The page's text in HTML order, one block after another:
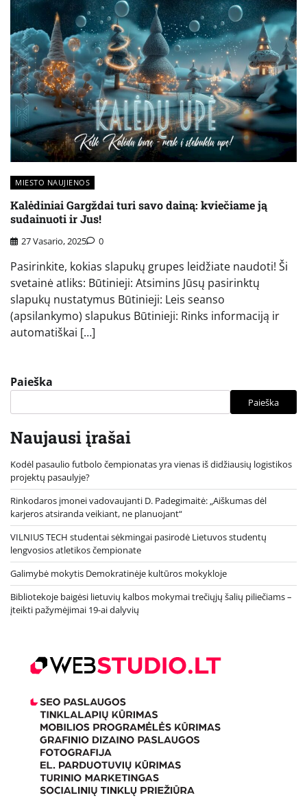
MIESTO NAUJIENOS
Kalėdiniai Gargždai turi savo dainą: kviečiame ją
sudainuoti ir Jus!
27 Vasario, 2025 0
Pasirinkite, kokias slapukų grupes leidžiate naudoti! Ši
svetainė atliks: Būtinieji: Atsimins Jūsų pasirinktų
slapukų nustatymus Būtinieji: Leis seanso
(apsilankymo) slapukus Būtinieji: Rinks informaciją ir
automatiškai […]
Paieška
Paieška
Naujausi įrašai
Kodėl pasaulio futbolo čempionatas yra vienas iš didžiausių logistikos
projektų pasaulyje?
Rinkodaros įmonei vadovaujanti D. Padegimaitė: „Aiškumas dėl
karjeros atsiranda veikiant, ne planuojant“
VILNIUS TECH studentai sėkmingai pasirodė Lietuvos studentų
lengvosios atletikos čempionate
Galimybė mokytis Demokratinėje kultūros mokykloje
Bibliotekoje baigėsi lietuvių kalbos mokymai trečiųjų šalių piliečiams –
įteikti pažymėjimai 19-ai dalyvių